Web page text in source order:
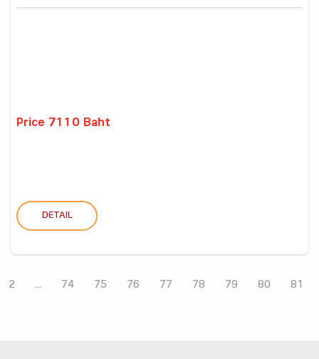
Price 7110 Baht
DETAIL
2 ... 74 75 76 77 78 79 80 81